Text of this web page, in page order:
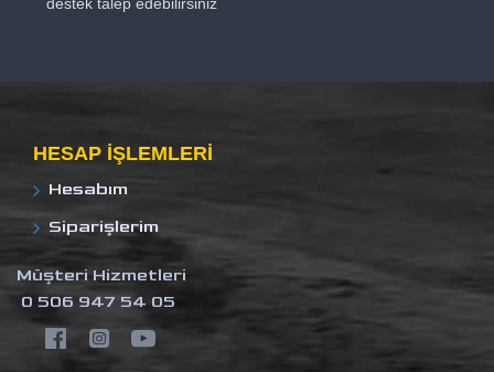
HESAP IŞLEMLERI
Hesabım
Siparişlerim
Müşteri Hizmetleri
0 506 947 54 05